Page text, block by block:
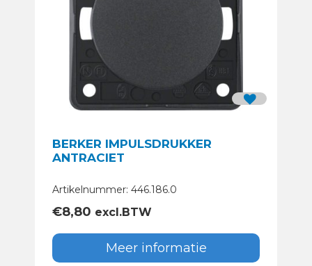
BERKER IMPULSDRUKKER
ANTRACIET
Artikelnummer: 446.186.0
€8,80 excl.BTW
Meer informatie